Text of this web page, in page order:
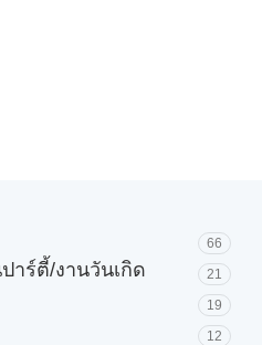
66
าร์ตี้/งานวันเกิด 21
19
12